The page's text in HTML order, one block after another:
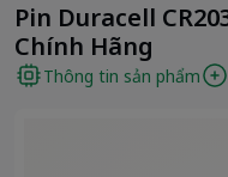
Pin Duracell
Chính Hãng
Thông tin sản phẩm